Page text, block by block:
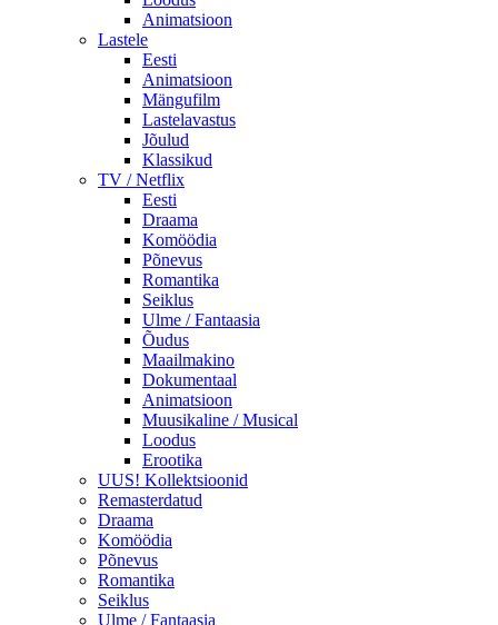
Animatsioon
Lastele
Eesti
Animatsioon
Mängufilm
Lastelavastus
Jõulud
Klassikud
TV / Netflix
Eesti
Draama
Komöödia
Põnevus
Romantika
Seiklus
Ulme / Fantaasia
Õudus
Maailmakino
Dokumentaal
Animatsioon
Muusikaline / Musical
Loodus
Erootika
UUS! Kollektsioonid
Remasterdatud
Draama
Komöödia
Põnevus
Romantika
Seiklus
Ulme / Fantaasia